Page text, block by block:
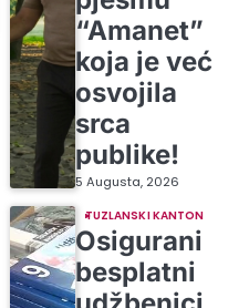
“Amanet”
koja je već
osvojila
srca
publike!
5 Augusta, 2026
TUZLANSKI KANTON
Osigurani
besplatni